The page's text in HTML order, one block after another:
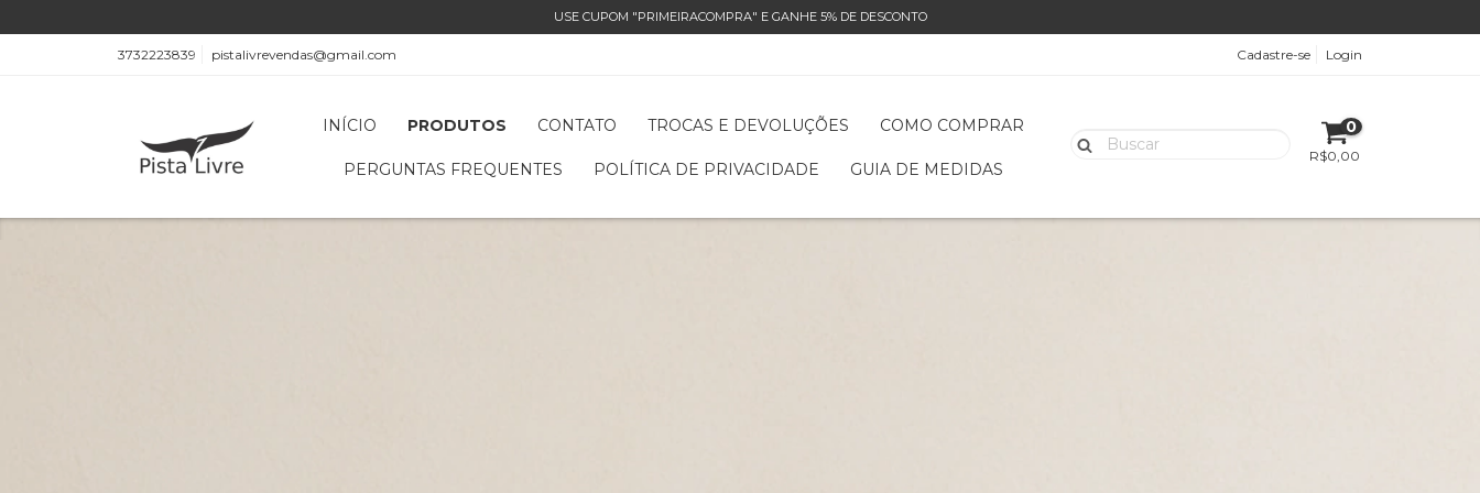
USE CUPOM "PRIMEIRACOMPRA" E GANHE 5% DE DESCONTO
3732223839 pistalivrevendas@gmail.com Cadastre-se Login
INÍCIO PRODUTOS CONTATO TROCAS E DEVOLUÇÕES COMO COMPRAR
PERGUNTAS FREQUENTES POLÍTICA DE PRIVACIDADE GUIA DE MEDIDAS
0
R$0,00